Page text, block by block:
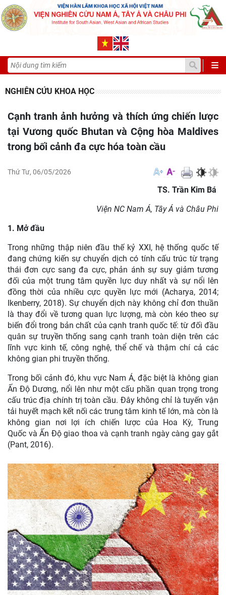
NGHIÊN CỨU KHOA HỌC
Cạnh tranh ảnh hưởng và thích ứng chiến lược
tại Vương quốc Bhutan và Cộng hòa Maldives
trong bối cảnh đa cực hóa toàn cầu
Thứ Tư, 06/05/2026
TS. Trần Kim Bá
Viện NC Nam Á, Tây Á và Châu Phi
1. Mở đầu
Trong những thập niên đầu thế kỷ XXI, hệ thống quốc tế
đang chứng kiến sự chuyển dịch có tính cấu trúc từ trạng
thái đơn cực sang đa cực, phản ánh sự suy giảm tương
đối của một trung tâm quyền lực duy nhất và sự nổi lên
đồng thời của nhiều cực quyền lực mới (Acharya, 2014;
Ikenberry, 2018). Sự chuyển dịch này không chỉ đơn thuần
là thay đổi về tương quan lực lượng, mà còn kéo theo sự
biến đổi trong bản chất của cạnh tranh quốc tế: từ đối đầu
quân sự truyền thống sang cạnh tranh toàn diện trên các
lĩnh vực kinh tế, công nghệ, thể chế và thậm chí cả các
không gian phi truyền thống.
Trong bối cảnh đó, khu vực Nam Á, đặc biệt là không gian
Ấn Độ Dương, nổi lên như một cấu phần quan trọng trong
cấu trúc địa chính trị toàn cầu. Đây không chỉ là tuyến vận
tải huyết mạch kết nối các trung tâm kinh tế lớn, mà còn là
không gian nơi lợi ích chiến lược của Hoa Kỳ, Trung
Quốc và Ấn Độ giao thoa và cạnh tranh ngày càng gay gắt
(Pant, 2016).